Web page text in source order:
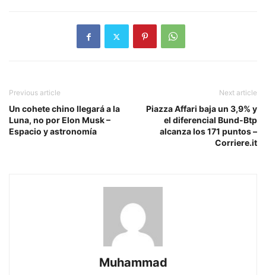
Previous article
Un cohete chino llegará a la
Luna, no por Elon Musk –
Espacio y astronomía
Next article
Piazza Affari baja un 3,9% y
el diferencial Bund-Btp
alcanza los 171 puntos –
Corriere.it
Muhammad